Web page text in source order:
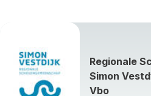
Regionale
Simon
Vbo